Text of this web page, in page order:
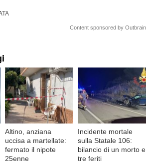
Content sponsored by Outbrain
Altino, anziana
uccisa a martellate:
fermato il nipote
25enne
Incidente mortale
sulla Statale 106:
bilancio di un morto e
tre feriti